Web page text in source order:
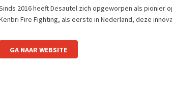
2016 heeft Desautel zich opgeworpen als
Fire Fighting, als eerste in Nederland, deze
GA NAAR WEBSITE